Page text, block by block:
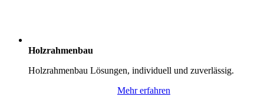
Holzrahmenbau
Holzrahmenbau Lösungen, individuell und zuverlässig.
Mehr erfahren